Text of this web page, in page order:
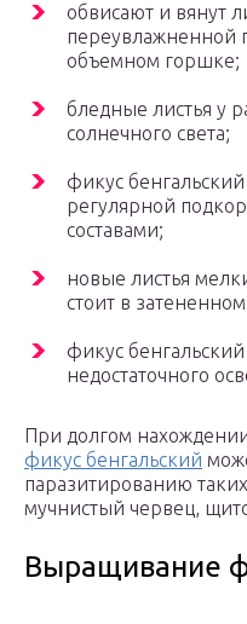
обвисают и вянут
переувлажненной
объемном горшке;
бледные листья у
солнечного света;
фикус
регулярной
составами;
новые листья
стоит в
фикус бенгальский
недостаточного
При долгом
фикус бенгальский
паразитированию
мучнистый червец,
Выращивание